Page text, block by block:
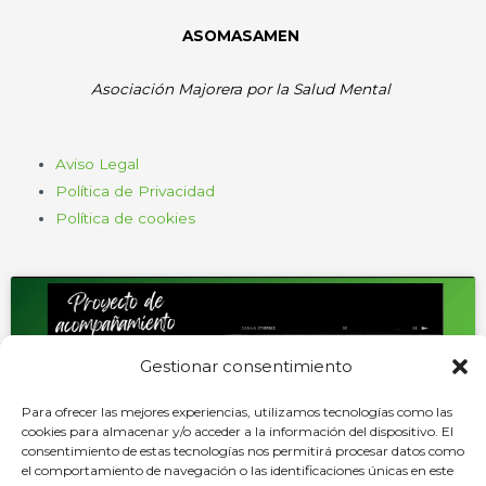
Gestionar consentimiento
Para ofrecer las mejores experiencias, utilizamos tecnologías como las
cookies para almacenar y/o acceder a la información del dispositivo. El
consentimiento de estas tecnologías nos permitirá procesar datos como
el comportamiento de navegación o las identificaciones únicas en este
ASOMASAMEN
Asociación Majorera por la Salud Mental
Aviso Legal
Política de Privacidad
Política de cookies
marketing y permitir este contenido